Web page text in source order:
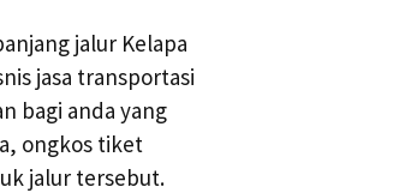
jalur Kelapa
jasa transportasi
bagi anda yang
ongkos tiket
jalur tersebut.